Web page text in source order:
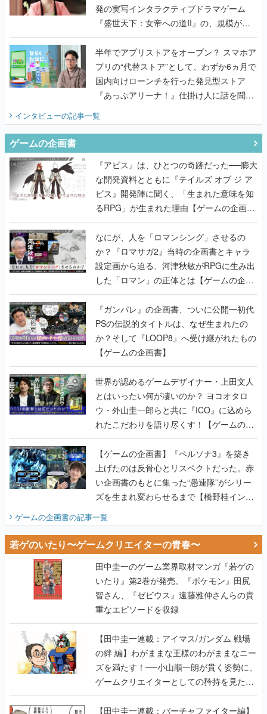
半年でアプリストアをオープン？ スマホア
プリの“代替ストア”として、わずか6ヵ月で
国内向けローンチを行った発見型ストア
『あっぷアリーナ！』仕掛け人に話を聞い
てみた
インタビューの記事一覧
『アビス』は、ひとつの奇跡だった──膨大
な開発資料とともに『テイルズ オブ ジ ア
るRPG」が生まれた理由【ゲームの企画
書】
なにが、人を「ロマンシング」させるの
か？『ロマサガ2』当時の企画書とキャラ
設定画から迫る、河津秋敏がRPGに生み出
した「ロマン」の正体とは【ゲームの企画
書】
『ガンパレ』の企画書、ついに公開━初代
PSの伝説的タイトルは、なぜ生まれたの
か？そして『LOOP8』へ受け継がれたもの
【ゲームの企画書】
世界が認めるゲームデザイナー・上田文人
とはいったい何が凄いのか？ ヨコオタロ
ウ・外山圭一郎らと共に『ICO』に込めら
れたこだわりを語り尽くす！【ゲームの企
画書】
【ゲームの企画書】『ペルソナ3』を築き
上げたのは反骨心とリスペクトだった。赤
い企画書のもとに集った“愚連隊”がシリー
ズを生まれ変わらせるまで【橋野桂インタ
ビュー】
ゲームの企画書の記事一覧
若ゲのいたり〜ゲームクリエイターの青春〜
田中圭一のゲーム業界取材マンガ『若ゲの
いたり』第2巻が発売。『ポケモン』田尻
智さん、『ゼビウス』遠藤雅伸さんらの貴
重なエピソードを収録
【田中圭一連載：アイマス/ガンダム 戦場
の絆 編】わがままな王様のわがままなニー
ズを満たす！──小山順一朗が貫く姿勢に、
ゲームクリエイターとしての矜持を見た
【若ゲのいたり最終回】
【田中圭一連載：バーチャファイター編】
「新しい3D表現のために、軍事技術を採り
入れたい」世界情勢を味方につけて、ゲー
ムに革命をもたらした鈴木 裕の功績【若ゲ